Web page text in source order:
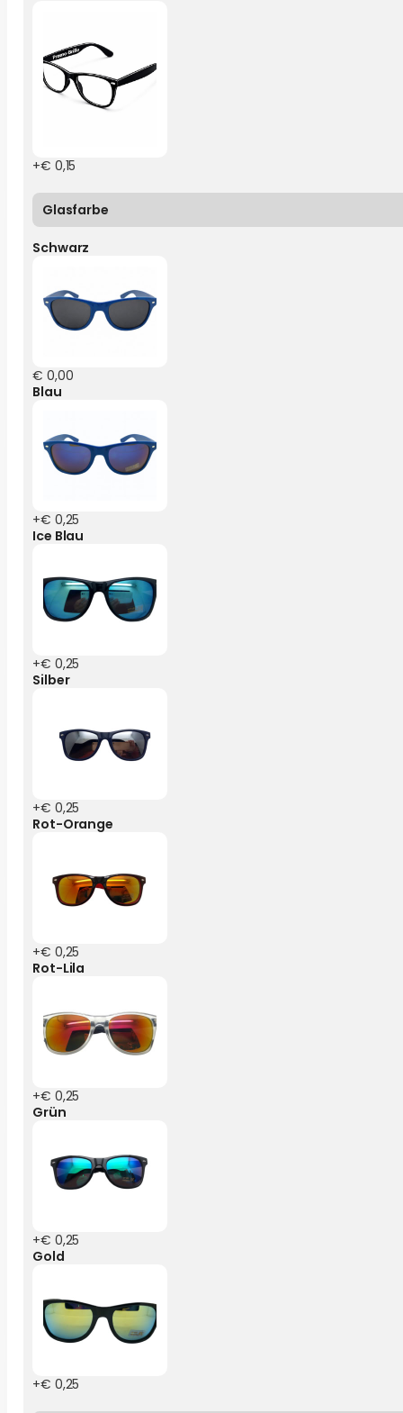
+€ 0,15
Glasfarbe
Schwarz
€ 0,00
Blau
+€ 0,25
Ice Blau
+€ 0,25
Silber
+€ 0,25
Rot-Orange
+€ 0,25
Rot-Lila
+€ 0,25
Grün
+€ 0,25
Gold
+€ 0,25